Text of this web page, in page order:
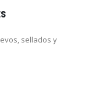
sellados y